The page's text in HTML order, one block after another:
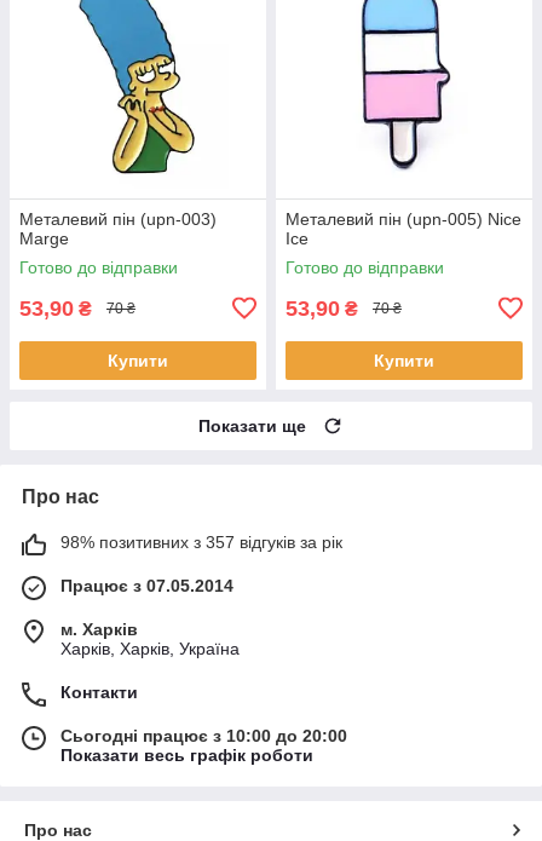
Металевий пін (upn-003)
Marge
Готово до відправки
53,90 ₴ 70 ₴
Купити
Металевий пін (upn-005) Nice
Ice
Готово до відправки
53,90 ₴ 70 ₴
Купити
Показати ще
Про нас
98% позитивних з 357 відгуків за рік
Працює з 07.05.2014
м. Харків
Харків, Харків, Україна
Контакти
Сьогодні працює з 10:00 до 20:00
Показати весь графік роботи
Про нас